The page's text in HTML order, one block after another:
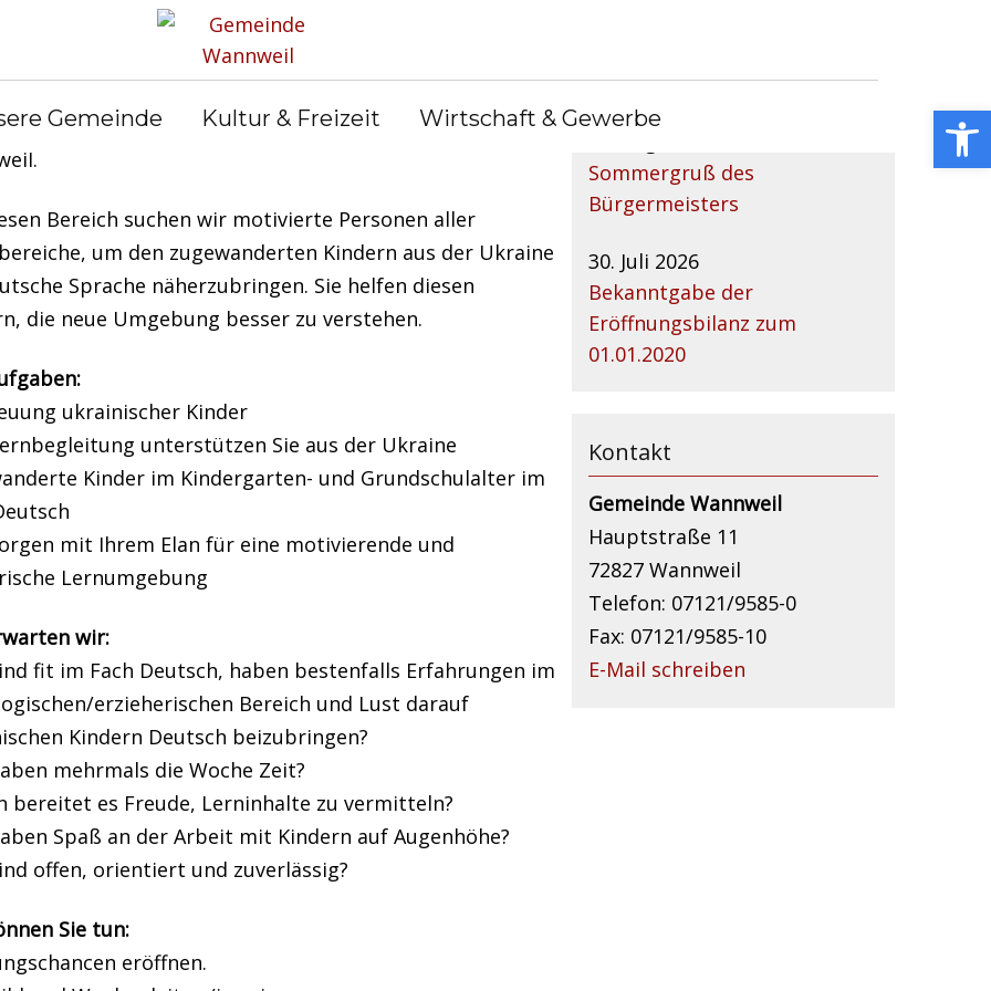
Gemeinde Kultur & Freizeit Wirtschaft & Gewerbe
Nachhilfe und Lernbegleitung ukrainischer Kinder in
Bereich suchen wir motivierte Personen aller
um den zugewanderten Kindern aus der Ukraine
Sprache näherzubringen. Sie helfen diesen
die neue Umgebung besser zu verstehen.
ukrainischer Kinder
unterstützen Sie aus der Ukraine
Kinder im Kindergarten- und Grundschulalter im
mit Ihrem Elan für eine motivierende und
Lernumgebung
wir:
fit im Fach Deutsch, haben bestenfalls Erfahrungen im
erzieherischen Bereich und Lust darauf
Kindern Deutsch beizubringen?
mehrmals die Woche Zeit?
bereitet es Freude, Lerninhalte zu vermitteln?
Spaß an der Arbeit mit Kindern auf Augenhöhe?
offen, orientiert und zuverlässig?
Sie tun:
eröffnen.
Sommergruß des
Bürgermeisters
30. Juli 2026
Bekanntgabe der
Eröffnungsbilanz zum
01.01.2020
Kontakt
Gemeinde Wannweil
Hauptstraße 11
72827 Wannweil
Telefon: 07121/9585-0
Fax: 07121/9585-10
E-Mail schreiben
Open toolbar